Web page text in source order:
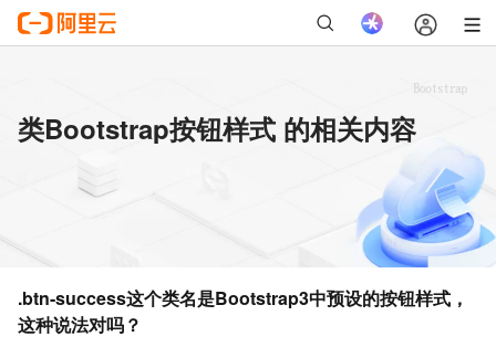
类Bootstrap按钮样式 的相关内容
.btn-success这个类名是Bootstrap3中预设的按钮样式，
这种说法对吗？